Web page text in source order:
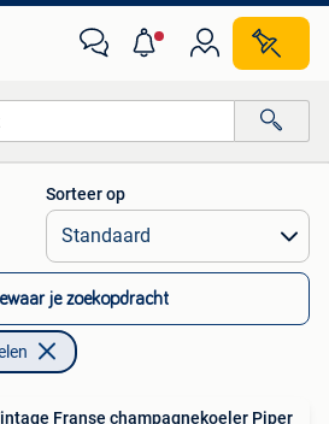
afstanden…
Sorteer op
je zoekopdracht
Franse champagnekoeler Piper